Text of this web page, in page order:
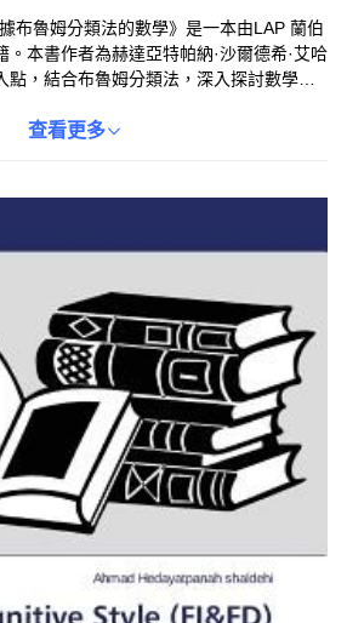
布魯姆分類法的數學》是一本由LAP 蘭伯
本書作者為赫達亞特帕納·沙爾德希·艾哈
，結合布魯姆分類法，深入探討數學的
學學習方法感興趣的讀者，以及數學教育
查看更多